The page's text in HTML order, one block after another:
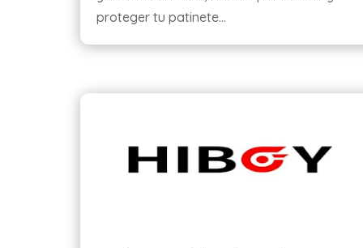
proteger tu patinete…